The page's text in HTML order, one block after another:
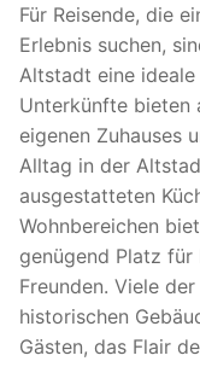
Für Reisende, die
Erlebnis suchen,
Altstadt eine
Unterkünfte bieten
eigenen Zuhauses
Alltag in der
ausgestatteten
Wohnbereichen
genügend Platz für
Freunden. Viele
historischen
Gästen, das Flair